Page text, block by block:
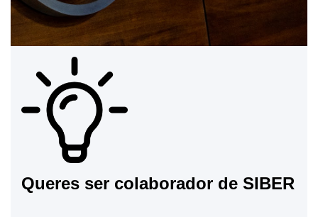
Queres ser colaborador de SIBER